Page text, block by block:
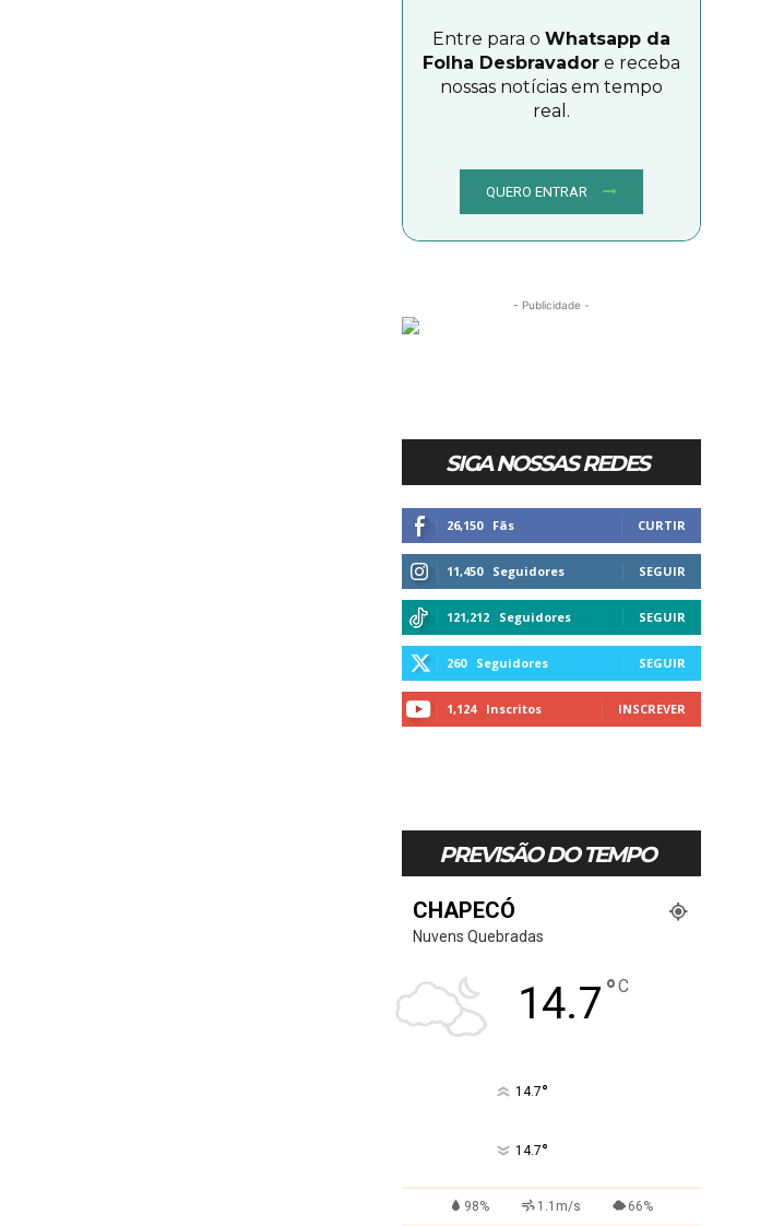
Entre para o Whatsapp da
Folha Desbravador e receba
nossas notícias em tempo
real.
QUERO ENTRAR
- Publicidade -
SIGA NOSSAS REDES
26,150 Fãs CURTIR
11,450 Seguidores SEGUIR
121,212 Seguidores SEGUIR
260 Seguidores SEGUIR
1,124 Inscritos INSCREVER
PREVISÃO DO TEMPO
CHAPECÓ
Nuvens Quebradas
14.7°C
14.7°
14.7°
98% 1.1m/s 66%